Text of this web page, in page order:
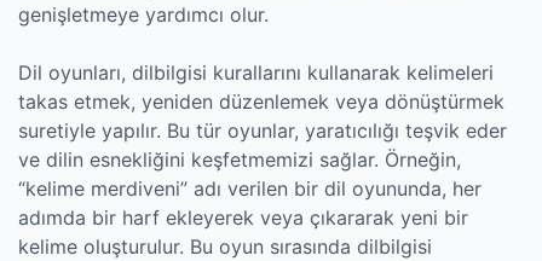
genişletmeye yardımcı olur.
Dil oyunları, dilbilgisi kurallarını kullanarak kelimeleri
takas etmek, yeniden düzenlemek veya dönüştürmek
suretiyle yapılır. Bu tür oyunlar, yaratıcılığı teşvik eder
ve dilin esnekliğini keşfetmemizi sağlar. Örneğin,
“kelime merdiveni” adı verilen bir dil oyununda, her
adımda bir harf ekleyerek veya çıkararak yeni bir
kelime oluşturulur. Bu oyun sırasında dilbilgisi